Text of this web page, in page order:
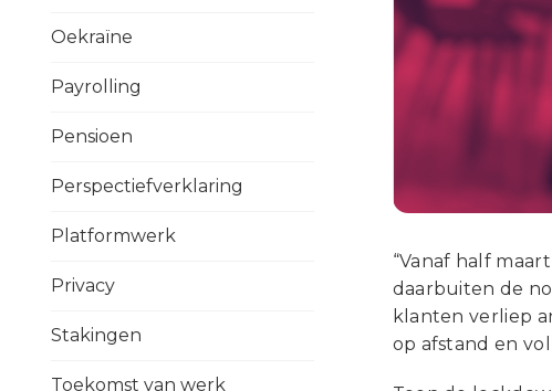
Oekraïne
Payrolling
Pensioen
Perspectiefverklaring
Platformwerk
Privacy
Stakingen
Toekomst van werk
“Vanaf half
daarbuiten de
klanten verliep
op afstand en